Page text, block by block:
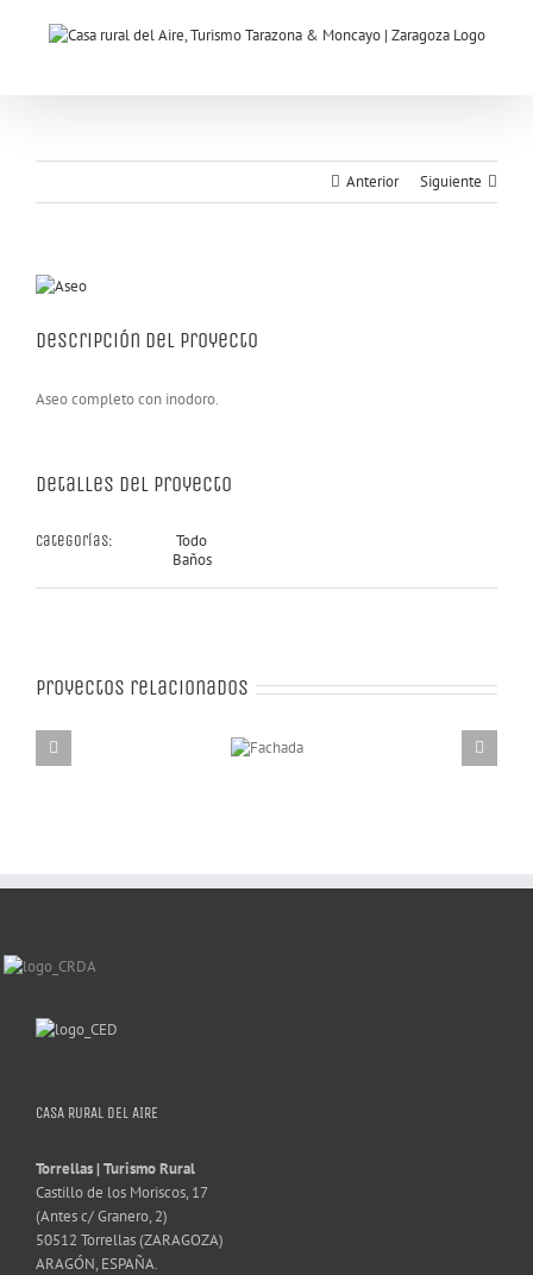
Anterior Siguiente
Ver
más
Descripción del proyecto
Aseo completo con inodoro.
Detalles del Proyecto
Categorías:
Todo
Baños
Proyectos relacionados
CASA RURAL DEL AIRE
Torrellas | Turismo Rural
Castillo de los Moriscos, 17
(Antes c/ Granero, 2)
50512 Torrellas (ZARAGOZA)
ARAGÓN, ESPAÑA.